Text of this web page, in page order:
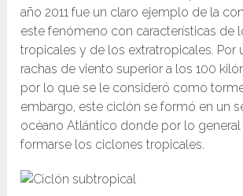
año 2011 fue un claro ejemplo de la
este fenómeno con características de
tropicales y de los extratropicales. Por
rachas de viento superior a los 100
por lo que se le consideró como
embargo, este ciclón se formó en un
océano Atlántico donde por lo general
formarse los ciclones tropicales.